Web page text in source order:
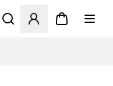
Åbner en Modal til at